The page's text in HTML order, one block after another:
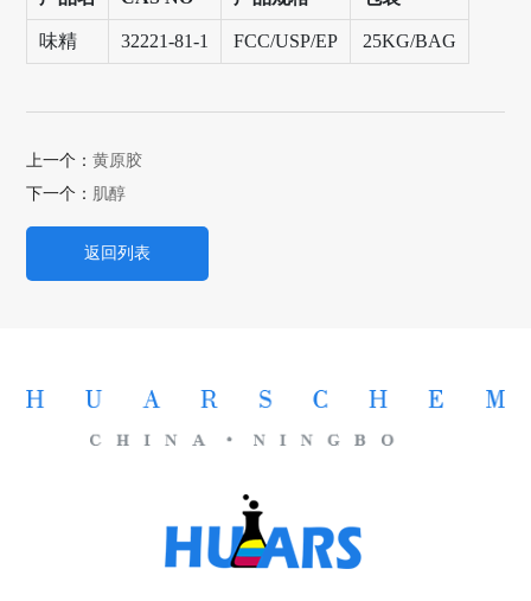
味精 32221-81-1 FCC/USP/EP 25KG/BAG
上一个：黄原胶
下一个： 肌醇
返回列表